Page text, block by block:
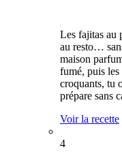
Les fajitas au
au resto…
maison
fumé, puis les
croquants, tu
prépare sans
Voir la recette
4